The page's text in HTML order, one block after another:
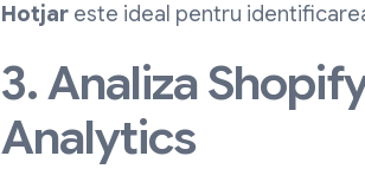
Hotjar este ideal pentru
3. Analiza
Analytics